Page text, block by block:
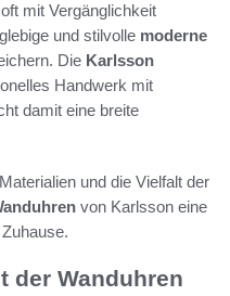
mit Vergänglichkeit
und stilvolle moderne
Die Karlsson
Handwerk mit
damit eine breite
und die Vielfalt der
von Karlsson eine
der Wanduhren